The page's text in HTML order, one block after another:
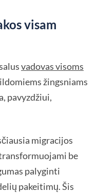
visam
vadovas visoms
žingsniams
pavyzdžiui,
migracijos
be
palyginti
pakeitimų. Šis